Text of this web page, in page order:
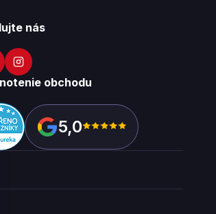
nás
obchodu
5,0